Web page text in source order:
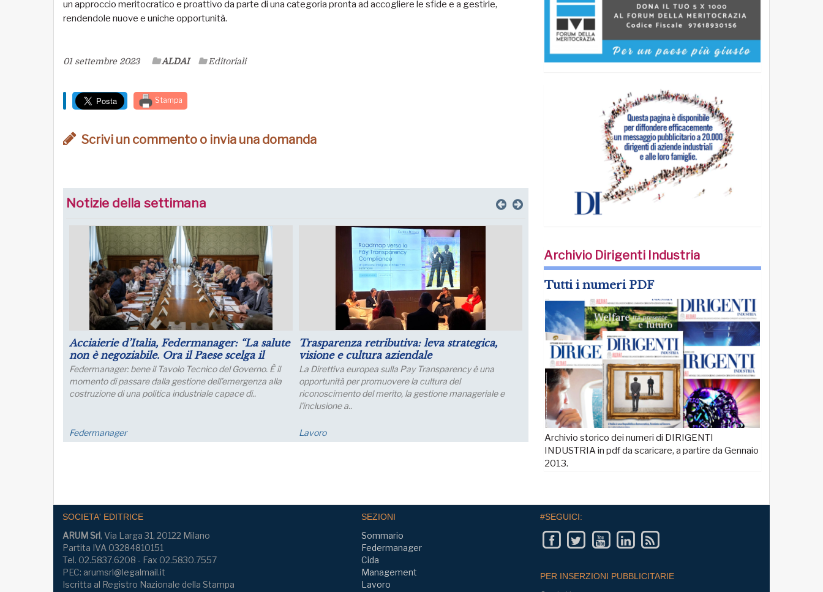
un approccio meritocratico e proattivo da parte di una categoria pronta ad accogliere le sfide e a gestirle,
rendendole nuove e uniche opportunità.
01 settembre 2023 ALDAI Editoriali
Stampa
Scrivi un commento o invia una domanda
Notizie della settimana
Acciaierie d’Italia, Federmanager: “La salute
non è negoziabile. Ora il Paese scelga il
proprio futuro industriale”
Federmanager: bene il Tavolo Tecnico del Governo. È il
momento di passare dalla gestione dell’emergenza alla
costruzione di una politica industriale capace di..
Federmanager
Trasparenza retributiva: leva strategica,
visione e cultura aziendale
La Direttiva europea sulla Pay Transparency è una
opportunità per promuovere la cultura del
riconoscimento del merito, la gestione manageriale e
l'inclusione a..
Lavoro
Archivio Dirigenti Industria
Tutti i numeri PDF
Archivio storico dei numeri di DIRIGENTI
INDUSTRIA in pdf da scaricare, a partire da Gennaio
2013.
SOCIETA' EDITRICE
ARUM Srl, Via Larga 31, 20122 Milano
Partita IVA 03284810151
Tel. 02.5837.6208 - Fax 02.5830.7557
PEC: arumsrl@legalmail.it
Iscritta al Registro Nazionale della Stampa
SEZIONI
Sommario
Federmanager
Cida
Management
Lavoro
#SEGUICI:
PER INSERZIONI PUBBLICITARIE